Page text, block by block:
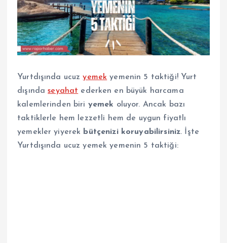
Yurtdışında ucuzyemek yemenin 5 taktiği! Yurt
dışındaseyahat ederken en büyük harcama
kalemlerinden biri yemek oluyor. Ancak bazı
taktiklerle hem lezzetli hem de uygun fiyatlı
yemekler yiyerek bütçenizi koruyabilirsiniz. İşte
Yurtdışında ucuz yemek yemenin 5 taktiği: